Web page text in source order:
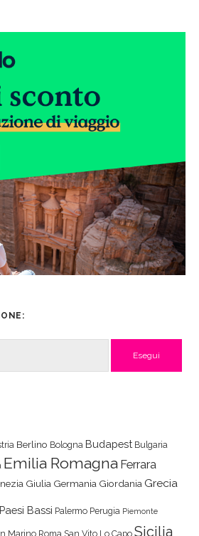
Berlino Bologna Budapest Bulgaria
Emilia Romagna Ferrara
Giulia Germania Giordania Grecia
Paesi Bassi Palermo Perugia Piemonte
Marino Roma San Vito Lo Capo Sicilia